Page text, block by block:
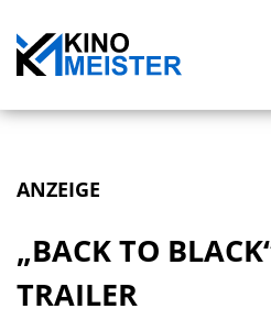
ANZEIGE
„BACK TO
TRAILER